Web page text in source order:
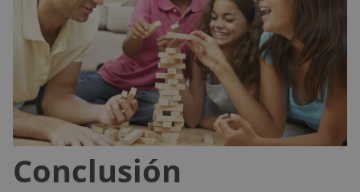
Conclusión